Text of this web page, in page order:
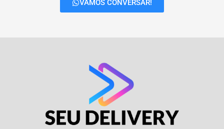
VAMOS CONVERSAR!